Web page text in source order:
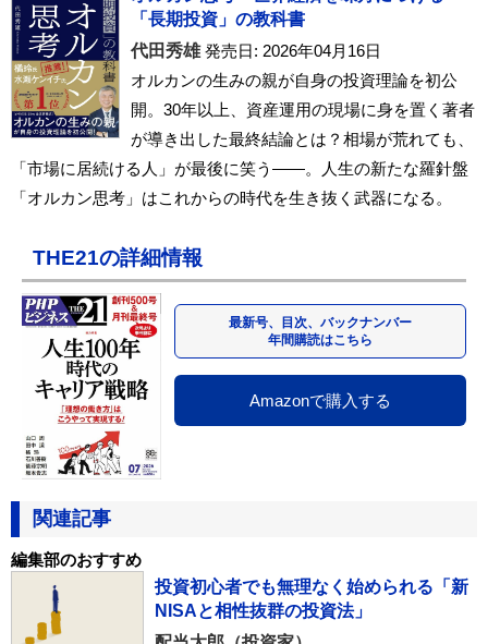
「長期投資」の教科書
代田秀雄 発売日: 2026年04月16日
オルカンの生みの親が自身の投資理論を初公
開。30年以上、資産運用の現場に身を置く著者
が導き出した最終結論とは？相場が荒れても、
「市場に居続ける人」が最後に笑う――。人生の新たな羅針盤
「オルカン思考」はこれからの時代を生き抜く武器になる。
THE21の詳細情報
最新号、目次、バックナンバー
年間購読はこちら
Amazonで購入する
関連記事
編集部のおすすめ
投資初心者でも無理なく始められる「新
NISAと相性抜群の投資法」